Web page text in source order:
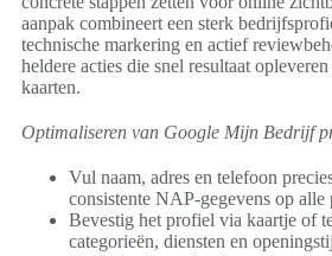
aanpak combineert een sterk
technische markering en actief
heldere acties die snel resultaat
kaarten.
Optimaliseren van Google Mijn Bedrijf
Vul naam, adres en telefoon
consistente NAP-gegevens op alle
Bevestig het profiel via kaartje of
categorieën, diensten en